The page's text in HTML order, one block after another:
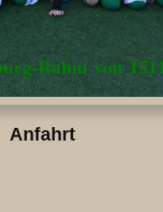
Rahm von
Anfahrt